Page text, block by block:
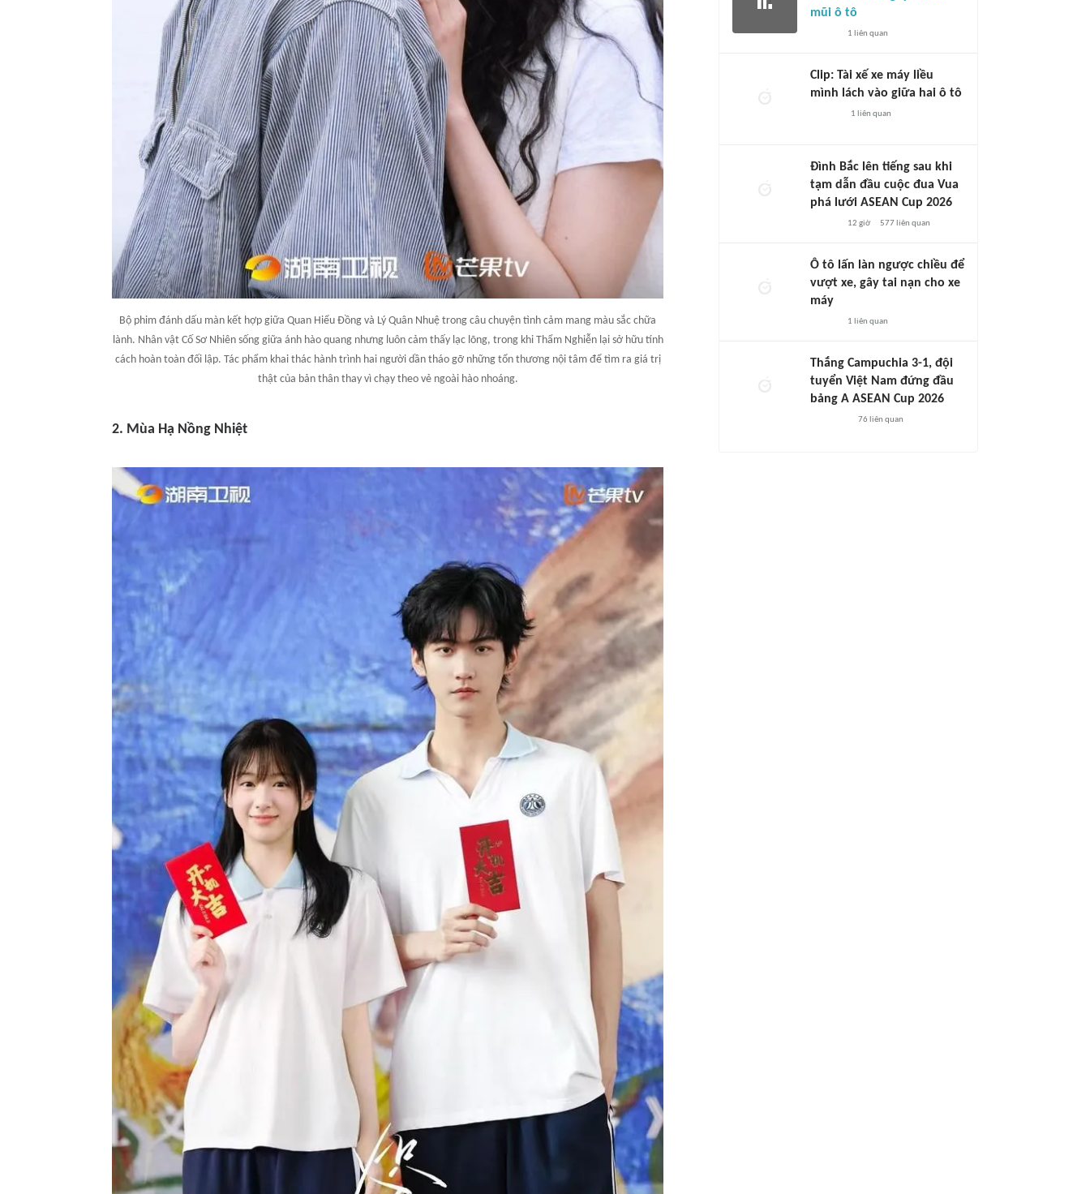
Bộ phim đánh dấu màn kết hợp giữa Quan Hiểu Đồng và Lý Quân Nhuệ trong câu chuyện tình cảm mang màu sắc chữa
lành. Nhân vật Cố Sơ Nhiên sống giữa ánh hào quang nhưng luôn cảm thấy lạc lõng, trong khi Thẩm Nghiễn lại sở hữu tính
cách hoàn toàn đối lập. Tác phẩm khai thác hành trình hai người dần tháo gỡ những tổn thương nội tâm để tìm ra giá trị
thật của bản thân thay vì chạy theo vẻ ngoài hào nhoáng.
2. Mùa Hạ Nồng Nhiệt
mũi ô tô
1 liên quan
Clip: Tài xế xe máy liều
mình lách vào giữa hai ô tô
1 liên quan
Đình Bắc lên tiếng sau khi
tạm dẫn đầu cuộc đua Vua
phá lưới ASEAN Cup 2026
12 giờ 577liên quan
Ô tô lấn làn ngược chiều để
vượt xe, gây tai nạn cho xe
máy
1 liên quan
Thắng Campuchia 3-1, đội
tuyển Việt Nam đứng đầu
bảng A ASEAN Cup 2026
76 liên quan